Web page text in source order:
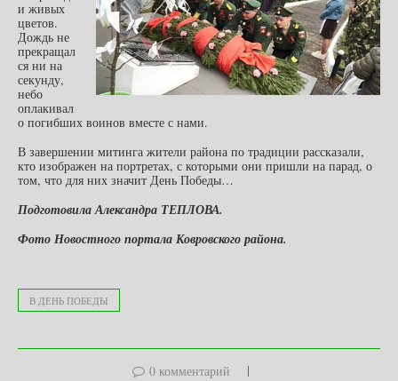
и живых
цветов.
Дождь не
прекращал
ся ни на
секунду,
небо
оплакивал
о погибших воинов вместе с нами.
В завершении митинга жители района по традиции рассказали,
кто изображен на портретах, с которыми они пришли на парад, о
том, что для них значит День Победы…
Подготовила Александра ТЕПЛОВА.
Фото Новостного портала Ковровского района.
В ДЕНЬ ПОБЕДЫ
0 комментарий